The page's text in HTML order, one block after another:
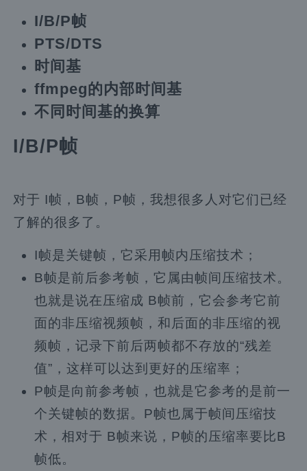
I/B/P帧
PTS/DTS
时间基
ffmpeg的内部时间基
不同时间基的换算
I/B/P帧
对于 I帧，B帧，P帧，我想很多人对它们已经
了解的很多了。
I帧是关键帧，它采用帧内压缩技术；
B帧是前后参考帧，它属由帧间压缩技术。
也就是说在压缩成 B帧前，它会参考它前
面的非压缩视频帧，和后面的非压缩的视
频帧，记录下前后两帧都不存放的“残差
值”，这样可以达到更好的压缩率；
P帧是向前参考帧，也就是它参考的是前一
个关键帧的数据。P帧也属于帧间压缩技
术，相对于 B帧来说，P帧的压缩率要比B
帧低。